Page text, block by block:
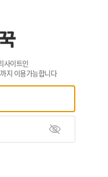
사이트인
지 이용가능합니다